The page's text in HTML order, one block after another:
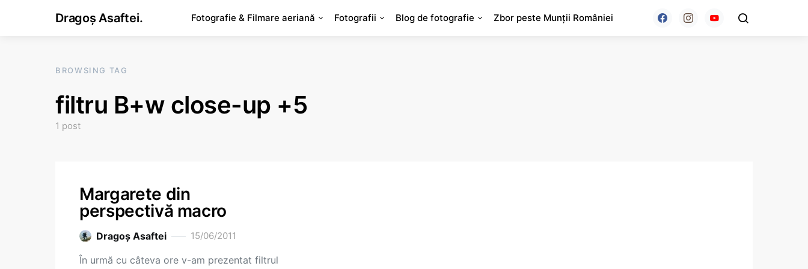
Dragoș Asaftei. Fotografie & Filmare aeriană Fotografii Blog de fotografie Zbor peste Munții României
BROWSING TAG
filtru B+w close-up +5
1 post
Margarete din
perspectivă macro
Dragoş Asaftei 15/06/2011
În urmă cu câteva ore v-am prezentat filtrul